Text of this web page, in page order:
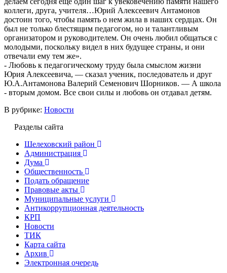
коллеги, друга, учителя…Юрий Алексеевич Антамонов
достоин того, чтобы память о нем жила в наших сердцах. Он
был не только блестящим педагогом, но и талантливым
организатором и руководителем. Он очень любил общаться с
молодыми, поскольку видел в них будущее страны, и они
отвечали ему тем же».
- Любовь к педагогическому труду была смыслом жизни
Юрия Алексеевича, — сказал ученик, последователь и друг
Ю.А.Антамонова Валерий Семенович Шорников. — А школа
- вторым домом. Все свои силы и любовь он отдавал детям.
В рубрике: Новости
Разделы сайта
Шелеховский район
Администрация
Дума
Общественность
Подать обращение
Правовые акты
Муниципальные услуги
Антикоррупционная деятельность
КРП
Новости
ТИК
Карта сайта
Архив
Электронная очередь